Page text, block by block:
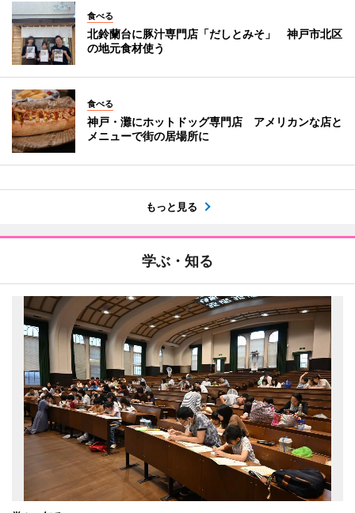
食べる
北鈴蘭台に豚汁専門店「だしとみそ」 神戸市北区
の地元食材使う
食べる
神戸・灘にホットドッグ専門店 アメリカンな店と
メニューで街の居場所に
もっと見る
学ぶ・知る